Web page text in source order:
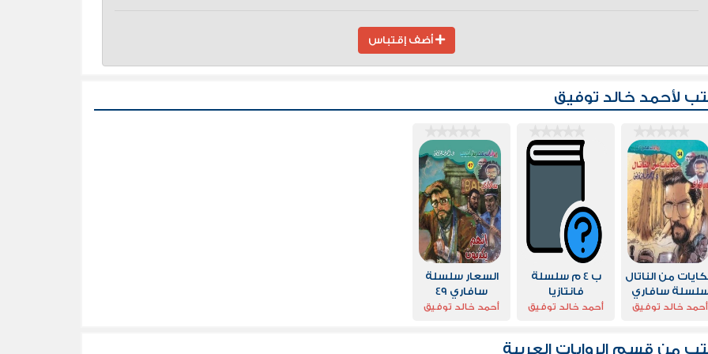
أضف إقتباس
لأحمد خالد توفيق
من الناتال
سافاري
أحمد خالد توفيق
ب 4 م سلسلة
فانتازيا
أحمد خالد توفيق
السعار سلسلة
سافاري 49
أحمد خالد توفيق